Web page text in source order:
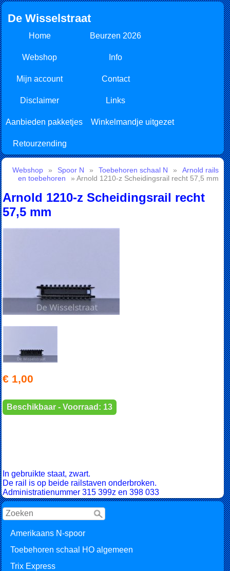
De Wisselstraat
Home Beurzen 2026
Webshop Info
Mijn account Contact
Disclaimer Links
Aanbieden pakketjes Winkelmandje uitgezet
Retourzending
Amerikaans N-spoor
Toebehoren schaal HO algemeen
Trix Express
Webshop » Spoor N » Toebehoren schaal N »
Arnold rails
en toebehoren
» Arnold 1210-z Scheidingsrail recht 57,5 mm
Arnold 1210-z Scheidingsrail recht
57,5 mm
€ 1,00
Beschikbaar - Voorraad: 13
In gebruikte staat, zwart.
De rail is op beide railstaven onderbroken.
Administratienummer 315 399z en 398 033